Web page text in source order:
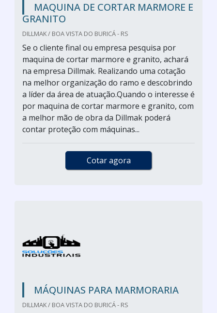
MAQUINA DE CORTAR MARMORE E
GRANITO
DILLMAK / BOA VISTA DO BURICÁ - RS
Se o cliente final ou empresa pesquisa por
maquina de cortar marmore e granito, achará
na empresa Dillmak. Realizando uma cotação
na melhor organização do ramo e descobrindo
a líder da área de atuação.Quando o interesse é
por maquina de cortar marmore e granito, com
a melhor mão de obra da Dillmak poderá
contar proteção com máquinas...
Cotar agora
MÁQUINAS PARA MARMORARIA
DILLMAK / BOA VISTA DO BURICÁ - RS